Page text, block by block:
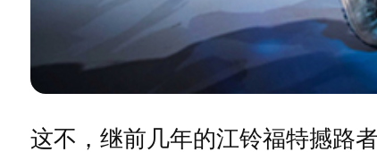
这不，继前几年的江铃福特撼路者